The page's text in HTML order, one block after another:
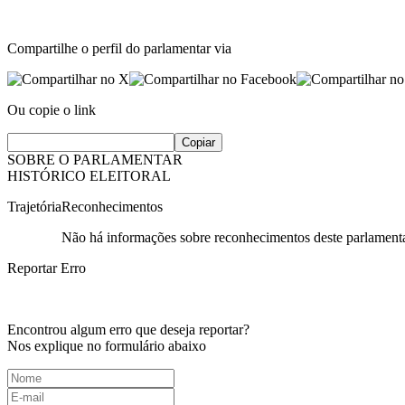
Compartilhe o perfil do parlamentar via
Ou copie o link
Copiar
SOBRE O PARLAMENTAR
HISTÓRICO ELEITORAL
TrajetóriaReconhecimentos
Não há informações sobre reconhecimentos deste
Reportar Erro
Encontrou algum erro que deseja reportar?
Nos explique no formulário abaixo